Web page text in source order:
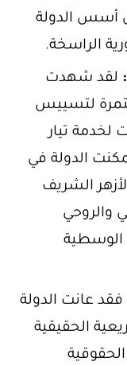
أسس الدولة
الراسخة.
لقد شهدت
لتسييس
تيار
الدولة في
الشريف
والروحي
عانت الدولة
الحقيقية